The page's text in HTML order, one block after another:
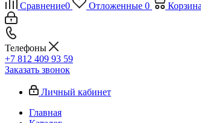
Сравнение0 Отложенные 0 Корзина
Телефоны
+7 812 409 93 59
Заказать звонок
Личный кабинет
Главная